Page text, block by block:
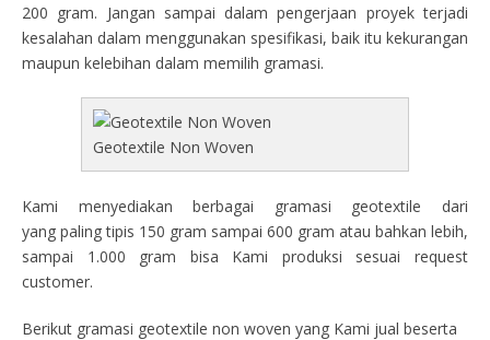
200 gram. Jangan sampai dalam pengerjaan proyek terjadi
kesalahan dalam menggunakan spesifikasi, baik itu kekurangan
maupun kelebihan dalam memilih gramasi.
Geotextile Non Woven
Kami menyediakan berbagai gramasi geotextile dari
yang paling tipis 150 gram sampai 600 gram atau bahkan lebih,
sampai 1.000 gram bisa Kami produksi sesuai request
customer.
Berikut gramasi geotextile non woven yang Kami jual beserta